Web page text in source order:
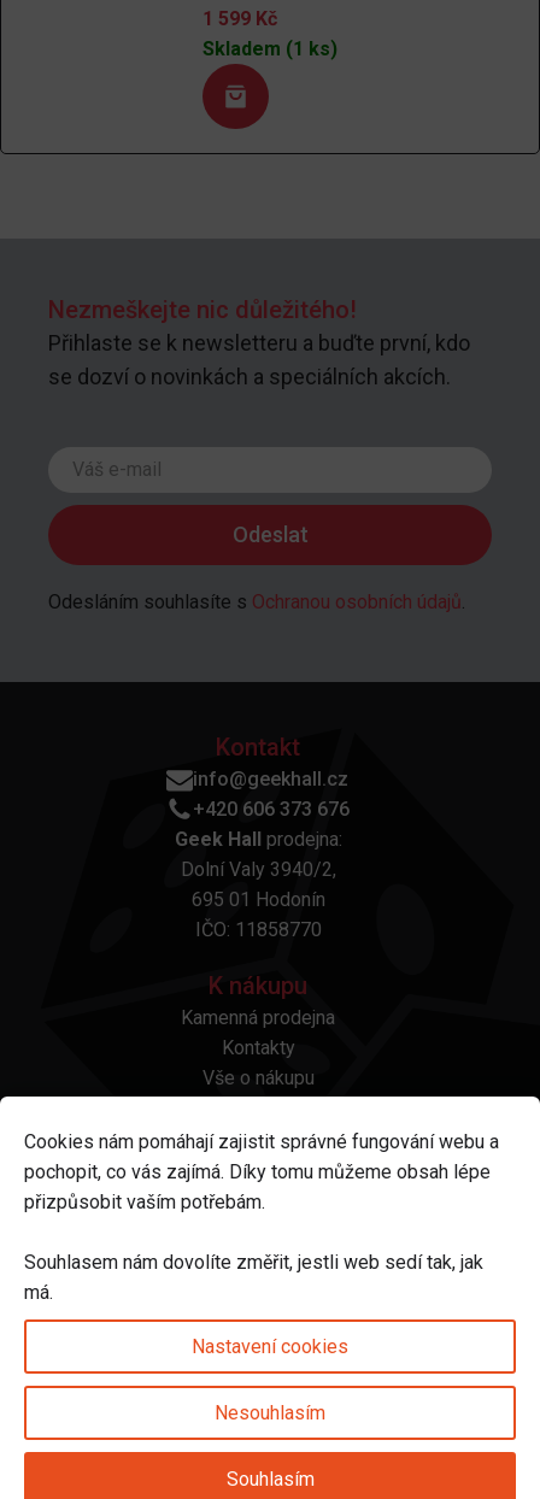
1 599 Kč
Skladem (1 ks)
Nezmeškejte nic důležitého!
Přihlaste se k newsletteru a buďte první, kdo
se dozví o novinkách a speciálních akcích.
Odesláním souhlasíte s Ochranou osobních údajů.
Kontakt
info@geekhall.cz
+420 606 373 676
Geek Hall prodejna:
Dolní Valy 3940/2,
695 01 Hodonín
IČO: 11858770
K nákupu
Kamenná prodejna
Kontakty
Vše o nákupu
Platba a doprava
Reklamace a vrácení
Obchodní podmínky
Odstoupení od smlouvy
Sledujte nás na
© 2025 Svět karet s.r.o. | vytvořeno DIGIBEES
Cookies nám pomáhají zajistit správné fungování webu a
pochopit, co vás zajímá. Díky tomu můžeme obsah lépe
přizpůsobit vaším potřebám.
Souhlasem nám dovolíte změřit, jestli web sedí tak, jak
má.
Nastavení cookies
Nesouhlasím
Souhlasím